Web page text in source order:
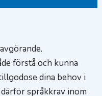
förstå och kunna
dina behov i
språkkrav inom